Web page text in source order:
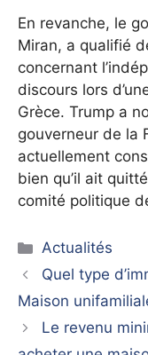
En revanche, le
Miran, a qualifié
concernant
discours lors
Grèce. Trump a
gouverneur de la
actuellement
bien qu’il ait
comité politique
Catégories
Actualités
Quel type
Maison
Le revenu